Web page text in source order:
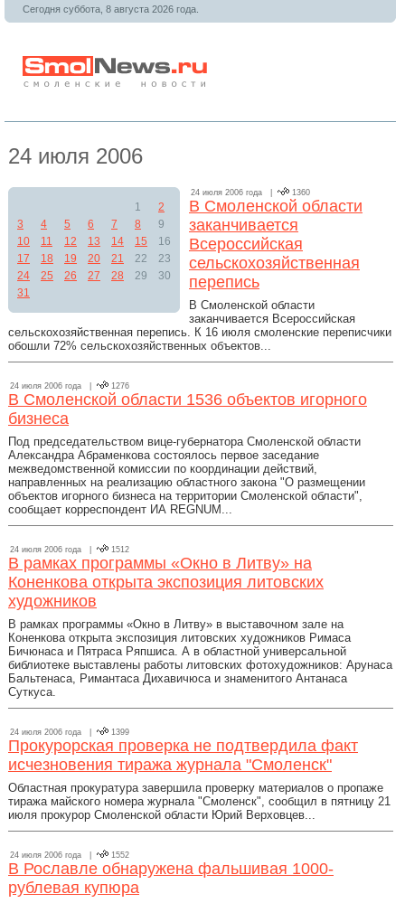
Сегодня суббота, 8 августа 2026 года.
24 июля 2006
1
2
3
4 5 6 7 8
9
10
11 12 13 14 15
16
17
18 19 20 21 22
23
24
25 26 27 28 29
30
31
24 июля 2006 года | 1360
В Смоленской области
заканчивается
Всероссийская
сельскохозяйственная
перепись
В Смоленской области
заканчивается Всероссийская
сельскохозяйственная перепись. К 16 июля смоленские переписчики
обошли 72% сельскохозяйственных объектов...
24 июля 2006 года | 1276
В Смоленской области 1536 объектов игорного
бизнеса
Под председательством вице-губернатора Смоленской области
Александра Абраменкова состоялось первое заседание
межведомственной комиссии по координации действий,
направленных на реализацию областного закона "О размещении
объектов игорного бизнеса на территории Смоленской области",
сообщает корреспондент ИА REGNUM...
24 июля 2006 года | 1512
В рамках программы «Окно в Литву» на
Коненкова открыта экспозиция литовских
художников
В рамках программы «Окно в Литву» в выставочном зале на
Коненкова открыта экспозиция литовских художников Римаса
Бичюнаса и Пятраса Ряпшиса. А в областной универсальной
библиотеке выставлены работы литовских фотохудожников: Арунаса
Бальтенаса, Римантаса Дихавичюса и знаменитого Антанаса
Суткуса.
24 июля 2006 года | 1399
Прокурорская проверка не подтвердила факт
исчезновения тиража журнала "Смоленск"
Областная прокуратура завершила проверку материалов о пропаже
тиража майского номера журнала "Смоленск", сообщил в пятницу 21
июля прокурор Смоленской области Юрий Верховцев...
24 июля 2006 года | 1552
В Рославле обнаружена фальшивая 1000-
рублевая купюра